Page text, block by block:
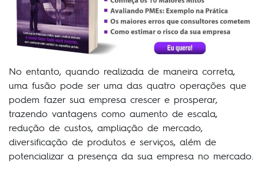
No entanto, quando realizada de maneira correta,
uma fusão pode ser uma das quatro operações que
podem fazer sua empresa crescer e prosperar,
trazendo vantagens como aumento de escala,
redução de custos, ampliação de mercado,
diversificação de produtos e serviços, além de
potencializar a presença da sua empresa no mercado.